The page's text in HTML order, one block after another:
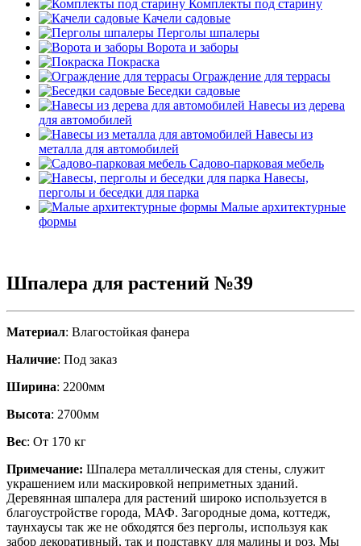
Комплекты под старину
Качели садовые
Перголы шпалеры
Ворота и заборы
Покраска
Ограждение для террасы
Беседки садовые
Навесы из дерева
для автомобилей
Навесы из
металла для автомобилей
Садово-парковая мебель
Навесы,
перголы и беседки для парка
Малые архитектурные
формы
Шпалера для растений №39
Материал: Влагостойкая фанера
Наличие: Под заказ
Ширина: 2200мм
Высота: 2700мм
Вес: От 170 кг
Примечание: Шпалера металлическая для стены, служит
украшением или маскировкой неприметных зданий.
Деревянная шпалера для растений широко используется в
благоустройстве города, МАФ. Загородные дома, коттедж,
таунхаусы так же не обходятся без перголы, используя как
забор декоративный, так и подставку для малины и роз. Мы